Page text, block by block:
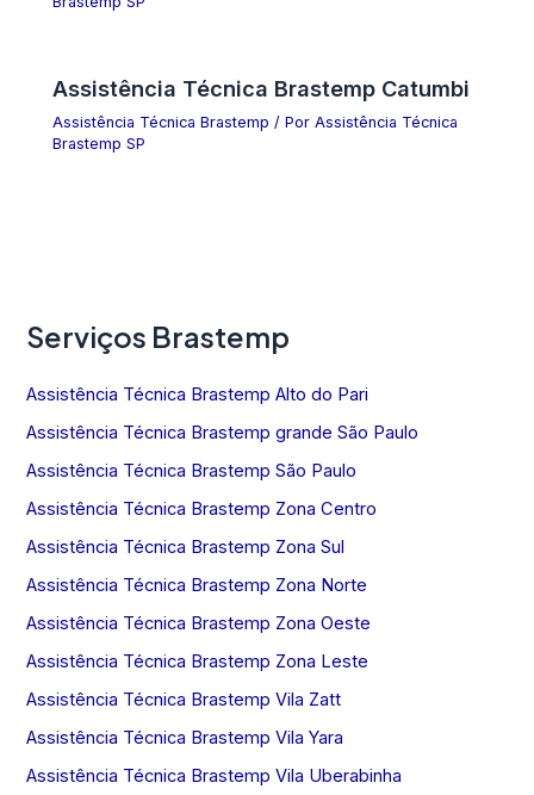
Assistência Técnica Brastemp Catumbi
Assistência Técnica Brastemp / PorAssistência Técnica
Brastemp SP
Serviços Brastemp
Assistência Técnica Brastemp Alto do Pari
Assistência Técnica Brastemp grande São Paulo
Assistência Técnica Brastemp São Paulo
Assistência Técnica Brastemp Zona Centro
Assistência Técnica Brastemp Zona Sul
Assistência Técnica Brastemp Zona Norte
Assistência Técnica Brastemp Zona Oeste
Assistência Técnica Brastemp Zona Leste
Assistência Técnica Brastemp Vila Zatt
Assistência Técnica Brastemp Vila Yara
Assistência Técnica Brastemp Vila Uberabinha